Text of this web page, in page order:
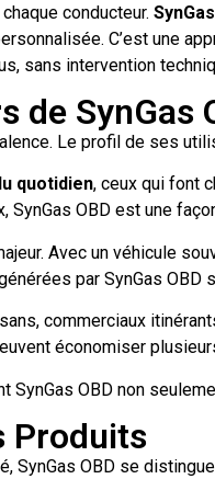
conducteur.
C’est une
sans intervention
de SynGas
Le profil de ses
quotidien, ceux qui font
OBD est une
Avec un véhicule
par SynGas OBD
commerciaux
économiser
SynGas OBD non
Produits
SynGas OBD se